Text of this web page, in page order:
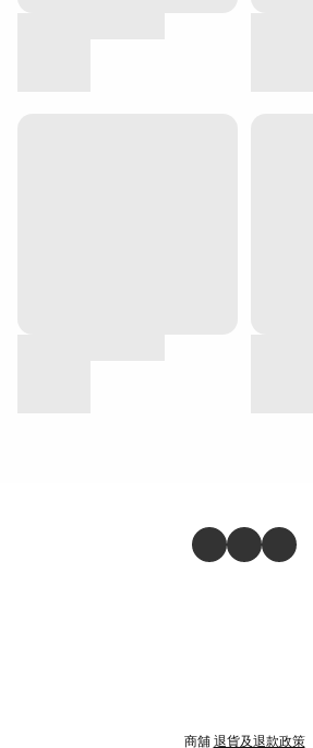
商舖 退貨及退款政策